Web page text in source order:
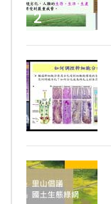
2
3